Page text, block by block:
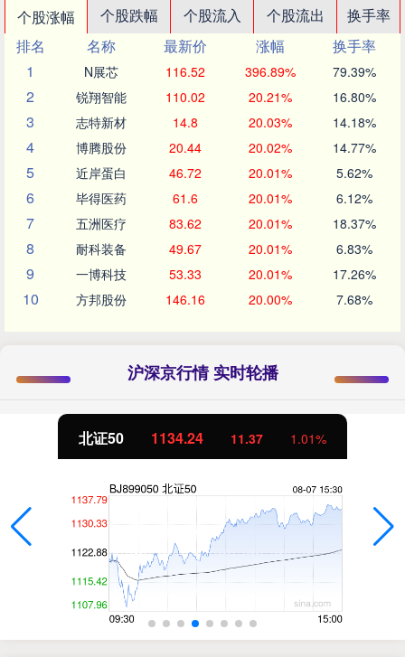
个股涨幅 个股跌幅 个股流入 个股流出
换手率
排名
名称 最新价 涨幅
换手率
1
N展芯 116.52 396.89% 79.39%
2 锐翔智能 110.02 20.21% 16.80%
3 志特新材 14.8 20.03% 14.18%
4 博腾股份 20.44 20.02% 14.77%
5 近岸蛋白 46.72 20.01% 5.62%
6 毕得医药 61.6 20.01% 6.12%
7 五洲医疗 83.62 20.01% 18.37%
8 耐科装备 49.67 20.01% 6.83%
9 一博科技 53.33 20.01% 17.26%
10 方邦股份 146.16 20.00% 7.68%
沪深京行情 实时轮播
北证50 1134.24 11.37 1.01%